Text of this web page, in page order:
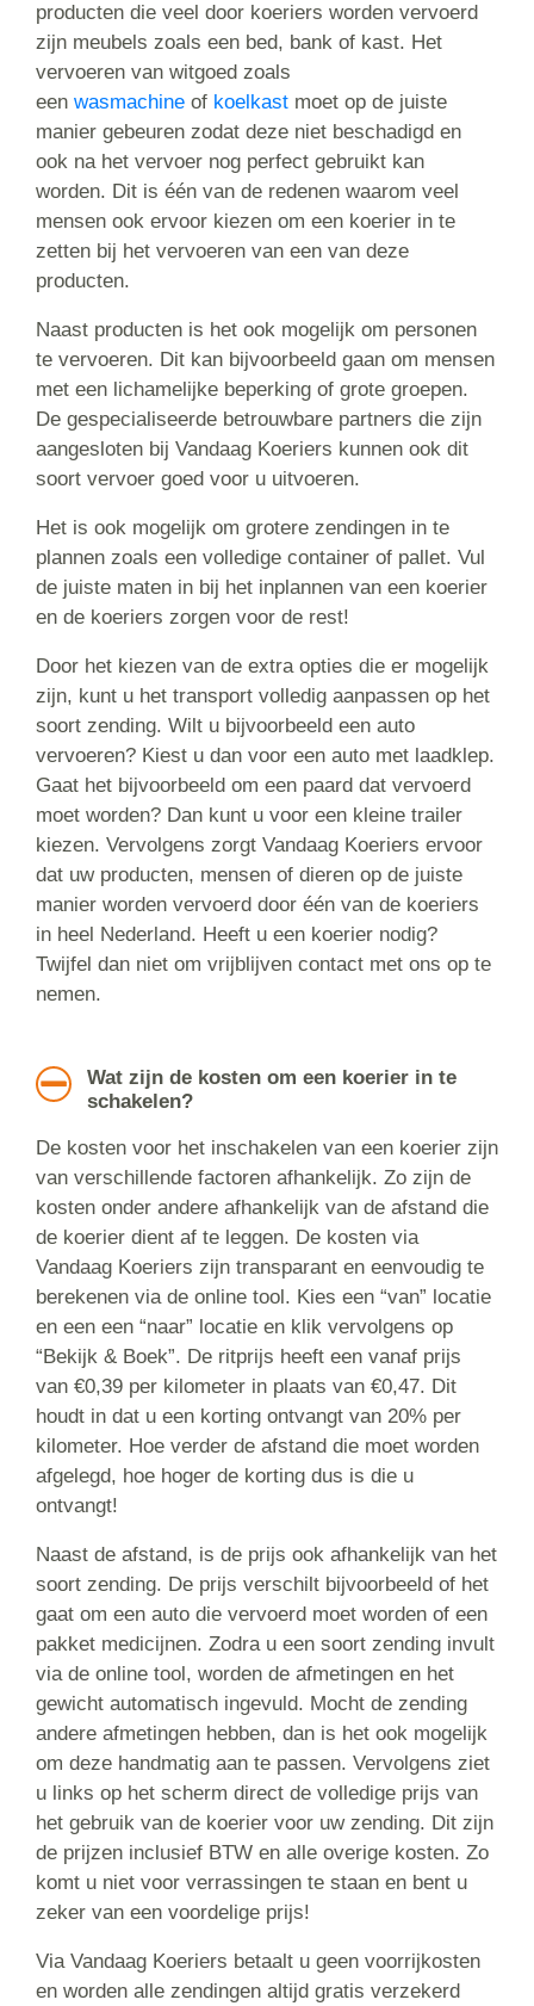
producten die veel door koeriers worden vervoerd
zijn meubels zoals een bed, bank of kast. Het
vervoeren van witgoed zoals
een wasmachine of koelkast moet op de juiste
manier gebeuren zodat deze niet beschadigd en
ook na het vervoer nog perfect gebruikt kan
worden. Dit is één van de redenen waarom veel
mensen ook ervoor kiezen om een koerier in te
zetten bij het vervoeren van een van deze
producten.
Naast producten is het ook mogelijk om personen
te vervoeren. Dit kan bijvoorbeeld gaan om mensen
met een lichamelijke beperking of grote groepen.
De gespecialiseerde betrouwbare partners die zijn
aangesloten bij Vandaag Koeriers kunnen ook dit
soort vervoer goed voor u uitvoeren.
Het is ook mogelijk om grotere zendingen in te
plannen zoals een volledige container of pallet. Vul
de juiste maten in bij het inplannen van een koerier
en de koeriers zorgen voor de rest!
Door het kiezen van de extra opties die er mogelijk
zijn, kunt u het transport volledig aanpassen op het
soort zending. Wilt u bijvoorbeeld een auto
vervoeren? Kiest u dan voor een auto met laadklep.
Gaat het bijvoorbeeld om een paard dat vervoerd
moet worden? Dan kunt u voor een kleine trailer
kiezen. Vervolgens zorgt Vandaag Koeriers ervoor
dat uw producten, mensen of dieren op de juiste
manier worden vervoerd door één van de koeriers
in heel Nederland. Heeft u een koerier nodig?
Twijfel dan niet om vrijblijven contact met ons op te
nemen.
Wat zijn de kosten om een koerier in te
schakelen?
De kosten voor het inschakelen van een koerier zijn
van verschillende factoren afhankelijk. Zo zijn de
kosten onder andere afhankelijk van de afstand die
de koerier dient af te leggen. De kosten via
Vandaag Koeriers zijn transparant en eenvoudig te
berekenen via de online tool. Kies een “van” locatie
en een een “naar” locatie en klik vervolgens op
“Bekijk & Boek”. De ritprijs heeft een vanaf prijs
van €0,39 per kilometer in plaats van €0,47. Dit
houdt in dat u een korting ontvangt van 20% per
kilometer. Hoe verder de afstand die moet worden
afgelegd, hoe hoger de korting dus is die u
ontvangt!
Naast de afstand, is de prijs ook afhankelijk van het
soort zending. De prijs verschilt bijvoorbeeld of het
gaat om een auto die vervoerd moet worden of een
pakket medicijnen. Zodra u een soort zending invult
via de online tool, worden de afmetingen en het
gewicht automatisch ingevuld. Mocht de zending
andere afmetingen hebben, dan is het ook mogelijk
om deze handmatig aan te passen. Vervolgens ziet
u links op het scherm direct de volledige prijs van
het gebruik van de koerier voor uw zending. Dit zijn
de prijzen inclusief BTW en alle overige kosten. Zo
komt u niet voor verrassingen te staan en bent u
zeker van een voordelige prijs!
Via Vandaag Koeriers betaalt u geen voorrijkosten
en worden alle zendingen altijd gratis verzekerd